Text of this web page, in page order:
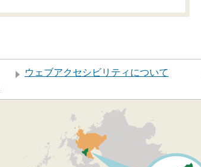
ウェブアクセシビリティについて